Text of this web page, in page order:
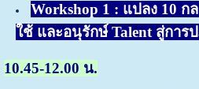
Workshop 1 : แปลง 10
ใช้ และอนุรักษ์ Talent สู่การ
10.45-12.00 น.